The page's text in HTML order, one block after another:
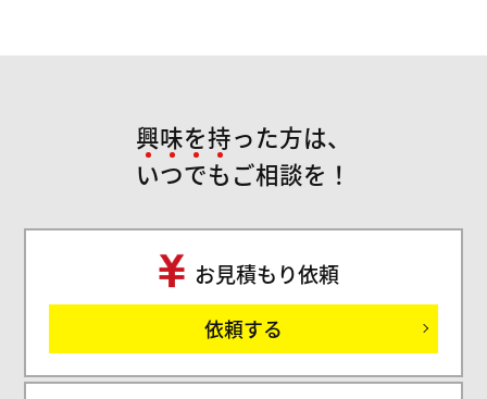
興味を持った方は、
いつでもご相談を！
お見積もり依頼
依頼する